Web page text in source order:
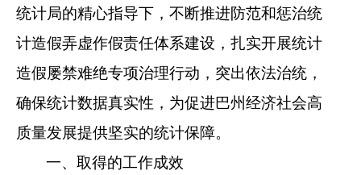
统计局的精心指导下 ，不断推进防范和惩治统
计造假弄虚作假责任体系建设， 扎实开展统计
造假屡禁难绝专项治理行动， 突出依法治统，
确保统计数据真实性，为促进巴州经济社会高
质量发展提供坚实的统计保障。
一、取得的工作成效